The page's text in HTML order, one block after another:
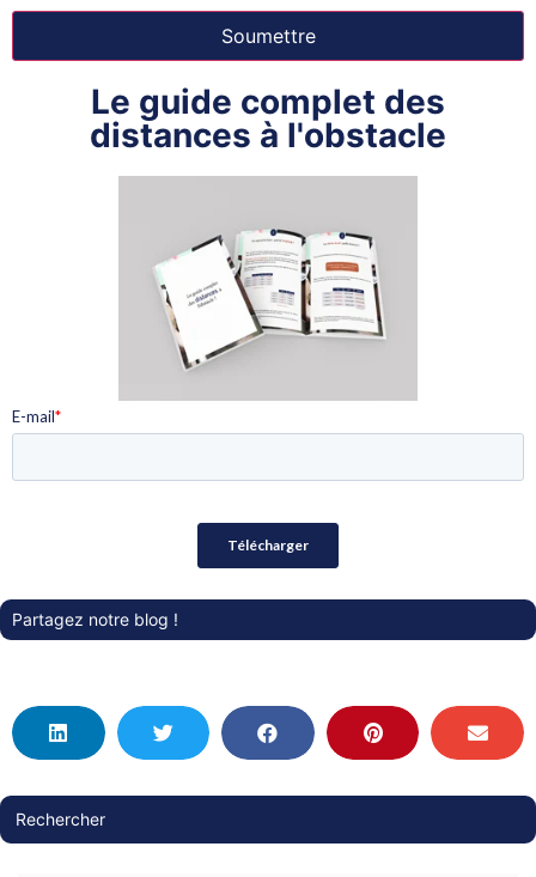
Le guide complet des
distances à l'obstacle
Partagez notre blog !
Rechercher